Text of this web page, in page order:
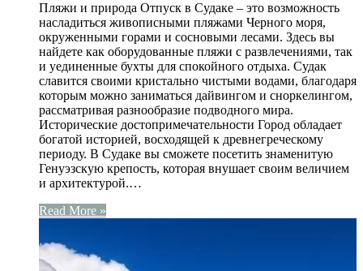
Пляжи и природа Отпуск в Судаке – это возможность
насладиться живописными пляжами Черного моря,
окруженными горами и сосновыми лесами. Здесь вы
найдете как оборудованные пляжи с развлечениями, так
и уединенные бухты для спокойного отдыха. Судак
славится своими кристально чистыми водами, благодаря
которым можно заниматься дайвингом и сноркелингом,
рассматривая разнообразие подводного мира.
Исторические достопримечательности Город обладает
богатой историей, восходящей к древнегреческому
периоду. В Судаке вы сможете посетить знаменитую
Генуэзскую крепость, которая внушает своим величием
и архитектурой.…
Read More »